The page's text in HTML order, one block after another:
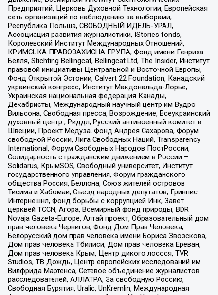
Предприятий, Церковь Духовной Технологии, Европейская
сеть организаций по наблюдению за выборами,
Республика Польша, СВОБОДНЫЙ ИДЕЛЬ-УРАЛ,
Ассоциация развития журналистики, IStories fonds,
Королевский Институт Международных Отношений,
КРИМСЬКА ПРАВОЗАХИСНА ГРУПА, Фонд имени Генриха
Бёлля, Stichting Bellingcat, Bellingcat Ltd, The Insider, Институт
правовой инициативы Центральной и Восточной Европы,
Фонд Открытой Эстонии, Calvert 22 Foundation, Канадский
украинский конгресс, Институт Макдональда-Лорье,
Украинская национальная федерация Канады,
Декабристы, Международный научный центр им Вудро
Вильсона, Свободная пресса, Возрождение, Всеукраинский
духовный центр , Риддл, Русский антивоенный комитет в
Швеции, Проект Медуза, Фонд Андрея Сахарова, Форум
свободной России, Лига Свободных Наций, Transparеncy
International, Форум Свободных Народов ПостРоссии,
Солидарность с гражданским движением в России –
Solidarus, КрымSOS, Свободный университет, Институт
государственного управления, Форум гражданского
общества Россия, Беллона, Союз жителей островов
Тисима и Хабомаи, Съезд народных депутатов, Гринпис
Интернешнл, Фонд борьбы с коррупцией Инк, Завет
церквей TCCN, Агора, Всемирный фонд природы, BDR
Novaja Gazeta-Europe, Алтай проект, Образовательный дом
прав человека Чернигов, Фонд Дом Прав Человека,
Белорусский дом прав человека имени Бориса Звозскова,
Дом прав человека Тбилиси, Дом прав человека Ереван,
Дом прав человека Крым, Центр дикого лосося, TVR
Studios, ТВ Дождь, Центр европейских исследований им
Вилфрида Мартенса, Сетевое объединение журналистов
расследователей, АЛЛАТРА, За свободную Россию,
Свободная Бурятия, Uralic, UnKremlin, Международная